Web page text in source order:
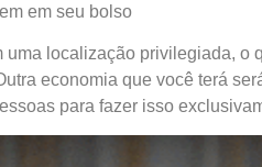
em seu bolso
localização privilegiada, o
economia que você terá
para fazer isso